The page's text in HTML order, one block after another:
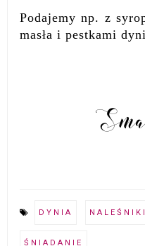
Podajemy np. z
masła i pestkami
DYNIA NALEŚNIKI
ŚNIADANIE